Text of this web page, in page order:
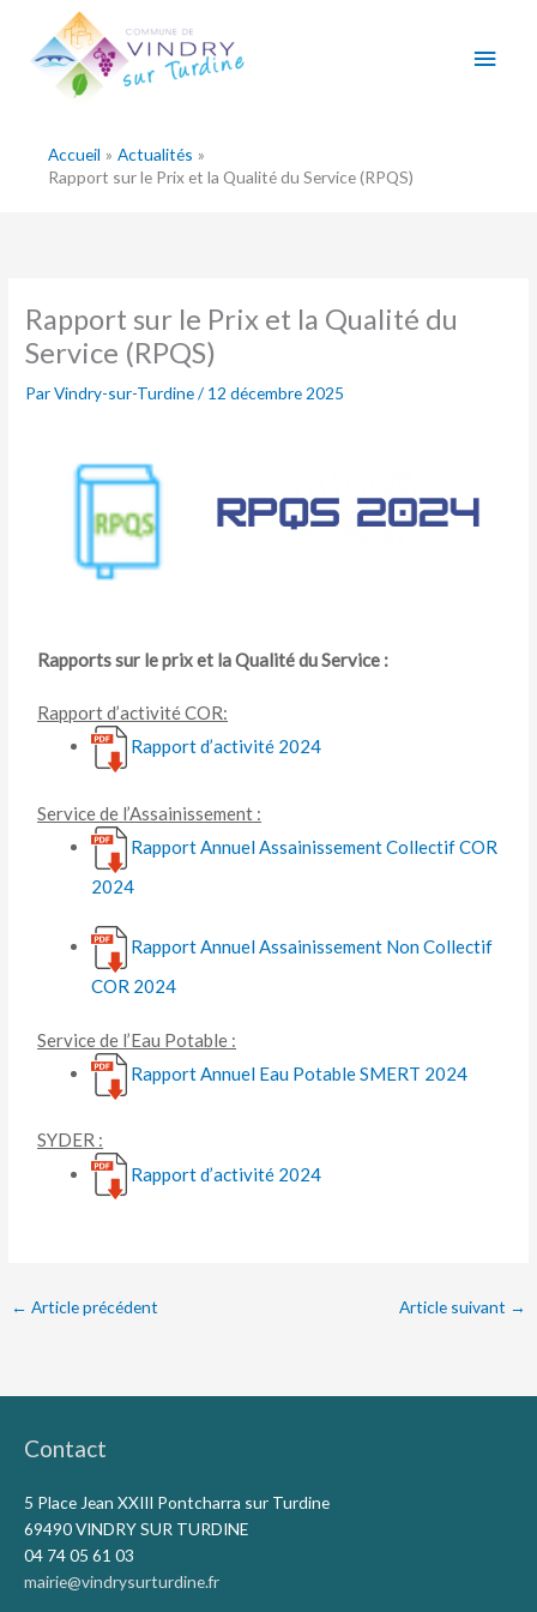
contenu
Accueil
Actualités
Rapport sur le Prix et la Qualité du Service (RPQS)
Rapport sur le Prix et la Qualité du
Service (RPQS)
ParVindry-sur-Turdine/ 12 décembre 2025
Rapports sur le prix et la Qualité du Service :
Rapport d’activité COR:
Rapport d’activité 2024
Service de l’Assainissement :
Rapport Annuel Assainissement Collectif COR
2024
Rapport Annuel Assainissement Non Collectif
COR 2024
Service de l’Eau Potable :
Rapport Annuel Eau Potable SMERT 2024
SYDER :
Rapport d’activité 2024
← Article précédent Article suivant →
Contact
5 Place Jean XXIII Pontcharra sur Turdine
69490 VINDRY SUR TURDINE
04 74 05 61 03
mairie@vindrysurturdine.fr